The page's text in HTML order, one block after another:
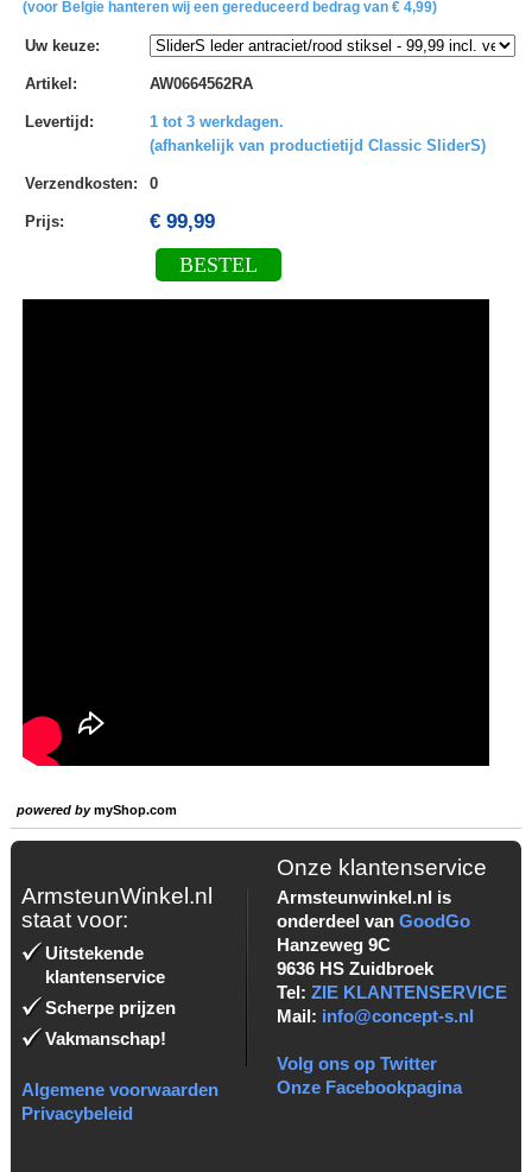
(voor Belgie hanteren wij een gereduceerd bedrag van € 4,99)
Uw keuze:
Artikel : AW0664562RA
Levertijd :
1 tot 3 werkdagen.
(afhankelijk van productietijd Classic SliderS)
Verzendkosten: 0
Prijs: € 99,99
BESTEL
powered bymyShop.com
ArmsteunWinkel.nl
staat voor:
Uitstekende
klantenservice
Scherpe prijzen
Vakmanschap!
Algemene voorwaarden
Privacybeleid
Onze klantenservice
Armsteunwinkel.nl is
onderdeel van GoodGo
Hanzeweg 9C
9636 HS Zuidbroek
Tel: ZIE KLANTENSERVICE
Mail: info@concept-s.nl
Volg ons op Twitter
Onze Facebookpagina